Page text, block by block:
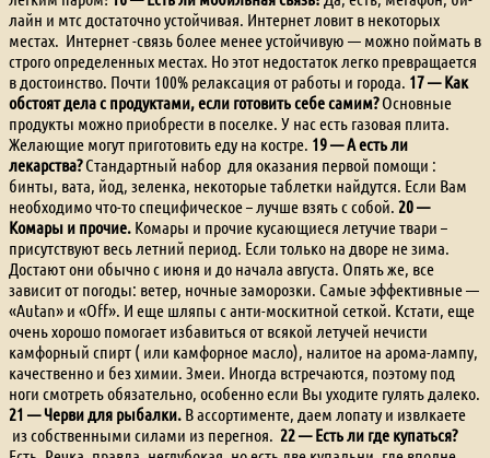
лайн и мтс достаточно устойчивая. Интернет ловит в некоторых
местах. Интернет -связь более менее устойчивую — можно поймать в
строго определенных местах. Но этот недостаток легко превращается
в достоинство. Почти 100% релаксация от работы и города. 17 — Как
обстоят дела с продуктами, если готовить себе самим?Основные
продукты можно приобрести в поселке. У нас есть газовая плита.
Желающие могут приготовить еду на костре. 19 — А есть ли
лекарства?Стандартный набор для оказания первой помощи :
бинты, вата, йод, зеленка, некоторые таблетки найдутся. Если Вам
необходимо что-то специфическое – лучше взять с собой. 20 —
Комары и прочие. Комары и прочие кусающиеся летучие твари –
присутствуют весь летний период. Если только на дворе не зима.
Достают они обычно с июня и до начала августа. Опять же, все
зависит от погоды: ветер, ночные заморозки. Самые эффективные —
«Autan» и «Off». И еще шляпы с анти-москитной сеткой. Кстати, еще
очень хорошо помогает избавиться от всякой летучей нечисти
камфорный спирт ( или камфорное масло), налитое на арома-лампу,
качественно и без химии. Змеи. Иногда встречаются, поэтому под
ноги смотреть обязательно, особенно если Вы уходите гулять далеко.
21 — Черви для рыбалки. В ассортименте, даем лопату и извлкаете
из собственными силами из перегноя. 22 — Есть ли где купаться?